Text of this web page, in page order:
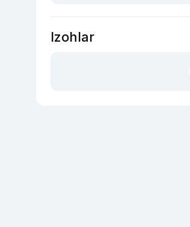
Izohlar